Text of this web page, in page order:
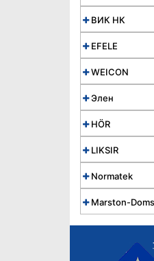
ВИК НК
EFELE
WEICON
Элен
HÖR
LIKSIR
Normatek
Marston-